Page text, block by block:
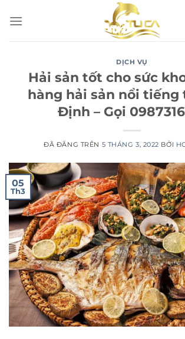
đến
DỊCH VỤ
Hải sản tốt cho sức
hàng hải sản nổi tiếng
Định – Gọi
ĐÃ ĐĂNG TRÊN 5 THÁNG 3, 2022 BỞI
05
Th3